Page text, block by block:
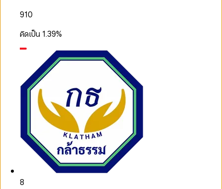
910
คิดเป็น 1.39%
8